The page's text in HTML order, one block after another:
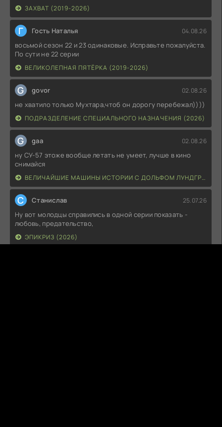
ЗАХВАТ (2019-2026)
Г Гость Наталья 04.08.26
восьмой сезон 22 и 23 одинаковые. Исправьте пожалуйста.
По сути не 22 серии
ВЕЛИКОЛЕПНАЯ ПЯТЁРКА (2019-2026)
G govor 02.08.26
не хватило только Мухтара,чтоб он дорогу перебежал))))
ПОДРАЗДЕЛЕНИЕ СПЕЦИАЛЬНОГО НАЗНАЧЕНИЯ (2026)
G gaa 02.08.26
ну СУ-57 этоже вообще летать не умеет, лучше в кино
снимайся
ВЕЛИЧАЙШИЕ МАШИНЫ ИСТОРИИ С ДОЛЬФОМ ЛУНДГРЕНОМ (2026)
С Станислав 25.07.26
Ну вот молодцы справились в одной серии показать -
любовь, предательство,
ЭПИКРИЗ (2026)